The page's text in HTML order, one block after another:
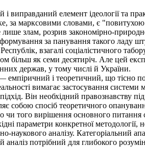
елемент ідеології та
за марксовими словами, є
злам, розрив закономірно-
за панування такого ладу
взагалі соціалістичного
більш як семи десятиріч. Але цей
держав, у тому числі й України.
емпіричний і теоретичний, що тісно
вимагає застосування системи
Він необхідний правознавству
собою спосіб теоретичного
чи того вирішення основного питання
параметри конкретної
наукового аналізу.
аналіз потрібний для глибокого